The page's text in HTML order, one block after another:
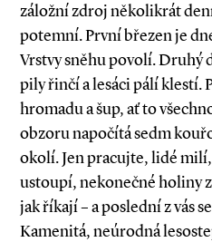
záložní zdroj několikrát
potemní. První březen je
Vrstvy sněhu povolí. Druhý
pily řinčí a lesáci pálí klestí.
hromadu a šup, ať to
obzoru napočítá sedm
okolí. Jen pracujte, lidé
ustoupí, nekonečné holiny
jak říkají – a poslední z vás
Kamenitá, neúrodná